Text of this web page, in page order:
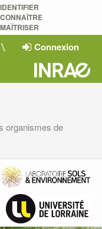
IDENTIFIER
CONNAÎTRE
MAÎTRISER
Connexion
organismes de